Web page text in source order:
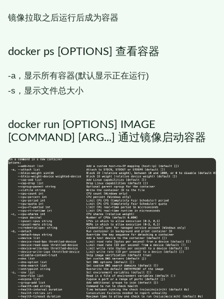
镜像拉取之后运行后成为容器
docker ps [OPTIONS] 查看容器
-a，显示所有容器(默认显示正在运行)
-s，显示文件总大小
docker run [OPTIONS] IMAGE
[COMMAND] [ARG...] 通过镜像启动容器